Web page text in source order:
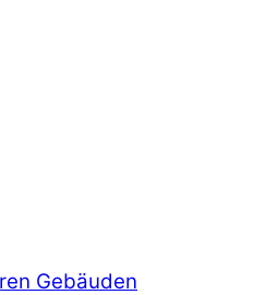
Gebäuden